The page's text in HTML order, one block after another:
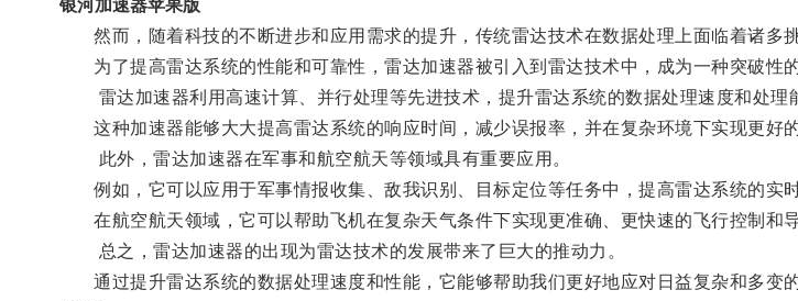
银河加速器苹果版
然而，随着科技的不断进步和应用需求的提升，传统雷达技术在数据处理上面临着诸多挑
为了提高雷达系统的性能和可靠性，雷达加速器被引入到雷达技术中，成为一种突破性的
雷达加速器利用高速计算、并行处理等先进技术，提升雷达系统的数据处理速度和处理
这种加速器能够大大提高雷达系统的响应时间，减少误报率，并在复杂环境下实现更好的
此外，雷达加速器在军事和航空航天等领域具有重要应用。
例如，它可以应用于军事情报收集、敌我识别、目标定位等任务中，提高雷达系统的实时
在航空航天领域，它可以帮助飞机在复杂天气条件下实现更准确、更快速的飞行控制和导
总之，雷达加速器的出现为雷达技术的发展带来了巨大的推动力。
通过提升雷达系统的数据处理速度和性能，它能够帮助我们更好地应对日益复杂和多变